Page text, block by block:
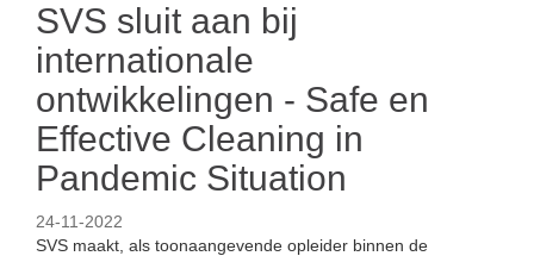
SVS sluit aan bij
internationale
ontwikkelingen - Safe en
Effective Cleaning in
Pandemic Situation
24-11-2022
SVS maakt, als toonaangevende opleider binnen de